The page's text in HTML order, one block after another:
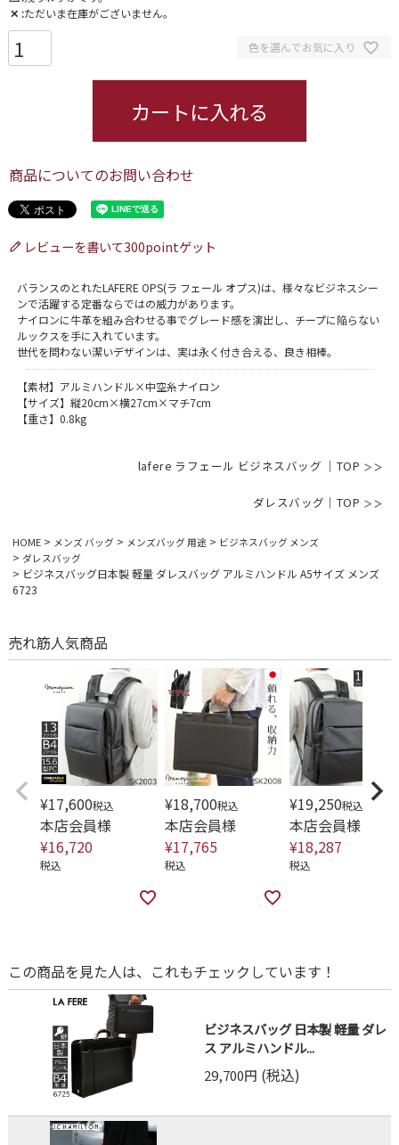
✕ ただいま在庫がございません。
色を選んでお気に入り
カートに入れる
商品についてのお問い合わせ
レビューを書いて300pointゲット
バランスのとれたLAFERE OPS(ラ フェール オプス)は、様々なビジネスシー
ンで活躍する定番ならではの威力があります。
ナイロンに牛革を組み合わせる事でグレード感を演出し、チープに陥らない
ルックスを手に入れています。
世代を問わない潔いデザインは、実は永く付き合える、良き相棒。
【素材】アルミハンドル×中空糸ナイロン
【サイズ】縦20cm×横27cm×マチ7cm
【重さ】0.8kg
lafere ラフェール ビジネスバッグ ｜TOP
ダレスバッグ｜TOP
HOME メンズ バッグ メンズバッグ 用途
ビジネスバッグ メンズ
ダレスバッグ
ビジネスバッグ日本製 軽量 ダレスバッグ アルミハンドル A5サイズ メンズ
6723
売れ筋人気商品
¥17,600税込
本店会員様
¥16,720
税込
¥18,700税込
本店会員様
¥17,765
税込
¥19,250税込
本店会員様
¥18,287
税込
この商品を見た人は、これもチェックしています！
ビジネスバッグ 日本製 軽量 ダレ
ス アルミハンドル...
29,700円 (税込)